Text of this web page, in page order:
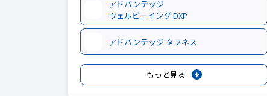
アドバンテッジ
ウェルビーイング DXP
アドバンテッジ タフネス
もっと見る